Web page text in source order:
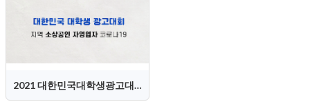
2021 대한민국대학생광고대회(KOSAC) 홍보영상